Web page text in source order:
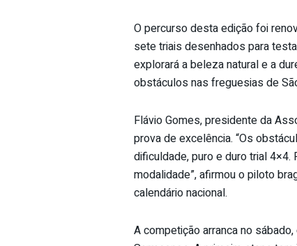
O percurso desta edição foi
sete triais desenhados para
explorará a beleza natural e a
obstáculos nas freguesias de
Flávio Gomes, presidente da
prova de excelência. “Os
dificuldade, puro e duro trial
modalidade”, afirmou o piloto
calendário nacional.
A competição arranca no